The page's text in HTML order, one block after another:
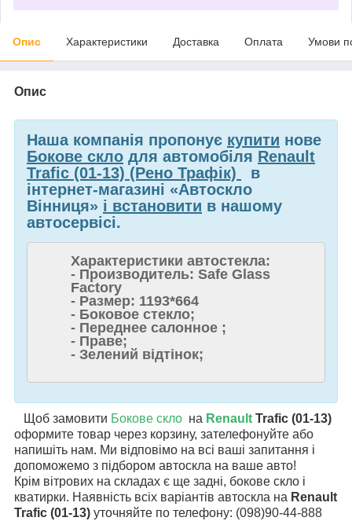
Опис Характеристики Доставка Оплата Умови
Опис
Наша компанія пропонує купити нове
Бокове скло для автомобіля Renault
Trafic (01-13) (Рено Трафік)
в
інтернет-магазині «Автоскло
Вінниця» і встановити в нашому
автосервісі.
Характеристики автостекла:
- Производитель: Safe Glass
Factory
- Размер: 1193*664
- Боковое стекло;
- Переднее салонное ;
- Праве;
- Зелений відтінок;
Щоб замовити Бокове скло на Renault Trafic (01-13)
оформите товар через корзину, зателефонуйте або
напишіть нам. Ми відповімо на всі ваші запитання і
допоможемо з підбором автоскла на ваше авто!
Крім вітрових на складах є ще задні, бокове скло і
кватирки. Наявність всіх варіантів автоскла на Renault
Trafic (01-13) уточняйте по телефону: (098)90-44-888